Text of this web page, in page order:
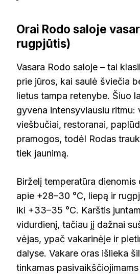
Orai Rodo saloje
rugpjūtis)
Vasara Rodo saloje – tai
prie jūros, kai saulė šviečia
lietus tampa retenybe. Šiuo
gyvena intensyviausiu ritmu:
viešbučiai, restoranai,
pramogos, todėl Rodas
tiek jaunimą.
Birželį temperatūra dienomis
apie +28–30 °C, liepą ir
iki +33–35 °C. Karštis
vidurdienį, tačiau jį dažnai
vėjas, ypač vakarinėje ir
dalyse. Vakare oras išlieka
tinkamas